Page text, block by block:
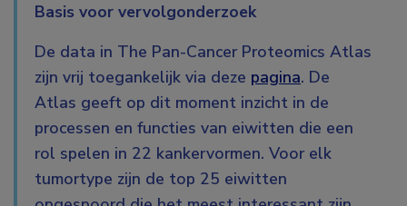
Basis voor vervolgonderzoek
De data in The Pan-Cancer Proteomics Atlas
zijn vrij toegankelijk via deze pagina. De
Atlas geeft op dit moment inzicht in de
processen en functies van eiwitten die een
rol spelen in 22 kankervormen. Voor elk
tumortype zijn de top 25 eiwitten